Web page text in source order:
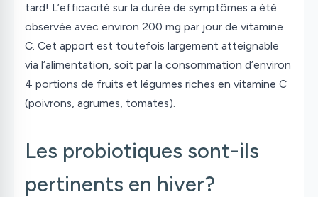
tard! L’efficacité sur la durée de symptômes a été
observée avec environ 200 mg par jour de vitamine
C. Cet apport est toutefois largement atteignable
via l’alimentation, soit par la consommation d’environ
4 portions de fruits et légumes riches en vitamine C
(poivrons, agrumes, tomates).
Les probiotiques sont-ils
pertinents en hiver?